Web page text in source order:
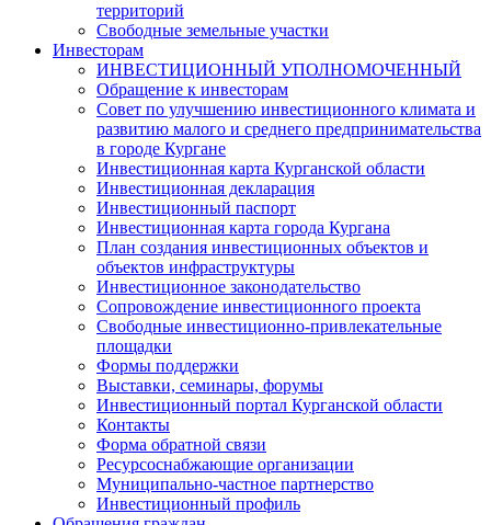
территорий
Свободные земельные участки
Инвесторам
ИНВЕСТИЦИОННЫЙ УПОЛНОМОЧЕННЫЙ
Обращение к инвесторам
Совет по улучшению инвестиционного климата и
развитию малого и среднего предпринимательства
в городе Кургане
Инвестиционная карта Курганской области
Инвестиционная декларация
Инвестиционный паспорт
Инвестиционная карта города Кургана
План создания инвестиционных объектов и
объектов инфраструктуры
Инвестиционное законодательство
Сопровождение инвестиционного проекта
Свободные инвестиционно-привлекательные
площадки
Формы поддержки
Выставки, семинары, форумы
Инвестиционный портал Курганской области
Контакты
Форма обратной связи
Ресурсоснабжающие организации
Муниципально-частное партнерство
Инвестиционный профиль